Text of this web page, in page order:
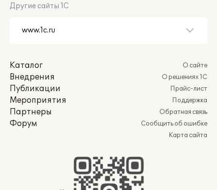
Другие сайты 1С
Каталог
Внедрения
Публикации
Мероприятия
Партнеры
Форум
О сайте
О решениях 1С
Прайс-лист
Поддержка
Обратная связь
Сообщить об ошибке
Карта сайта